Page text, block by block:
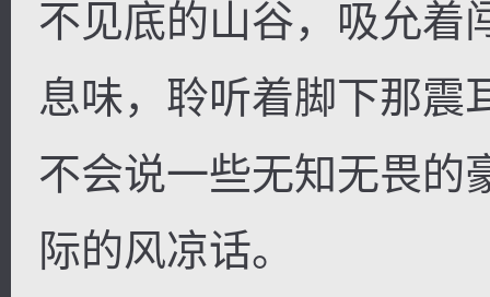
不见底的山谷，吸允着
息味，聆听着脚下那震
不会说一些无知无畏的
际的风凉话。